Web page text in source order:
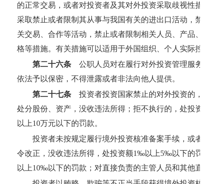
的正常交易，或者对投资者及其对外投资采取歧视性措施
采取禁止或者限制其从事与我国有关的进出口活动，禁止
关交易、合作等活动，禁止或者限制相关人员、产品、交
格等措施。有关措施可以适用于外国组织、个人实际控制
第二十六条 公职人员对在履行对外投资管理服务相
依法予以保密，不得泄露或者非法向他人提供。
第二十七条 投资者投资国家禁止的对外投资的，由
处分股份、资产，没收违法所得；拒不执行的，处投资
以上10万元以下的罚款。
投资者未按规定履行境外投资核准备案手续，或者以
令改正，没收违法所得，处投资额1‰以上5‰以下的罚款
以上10‰以下的罚款；对直接负责的主管人员和其他直接